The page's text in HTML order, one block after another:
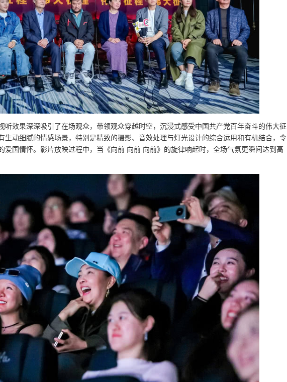
听效果深深吸引了在场观众，带领观众穿越时空，沉浸式感受中国共产党百年奋斗的伟大征
生动细腻的情感场景，特别是精致的摄影、音效处理与灯光设计的综合运用和有机结合，令
爱国情怀。影片放映过程中，当《向前 向前 向前》的旋律响起时，全场气氛更瞬间达到高